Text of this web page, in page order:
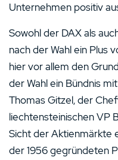
Unternehmen positiv
Sowohl der DAX als
nach der Wahl ein Plus
hier vor allem den
der Wahl ein Bündnis
Thomas Gitzel, der
liechtensteinischen VP
Sicht der Aktienmärkte
der 1956 gegründeten